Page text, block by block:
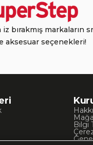
bırakmış markaların
aksesuar seçenekleri!
Bilgi